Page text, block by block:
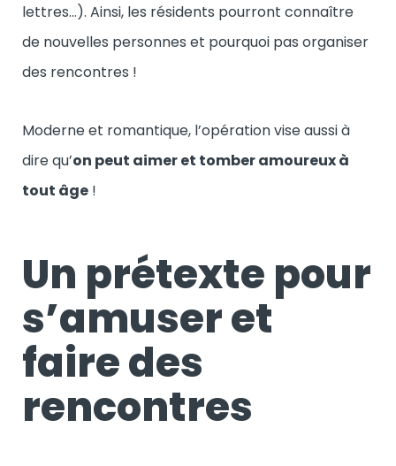
lettres…). Ainsi, les résidents pourront connaître
de nouvelles personnes et pourquoi pas organiser
des rencontres !
Moderne et romantique, l’opération vise aussi à
dire qu’on peut aimer et tomber amoureux à
tout âge !
Un prétexte pour
s’amuser et
faire des
rencontres